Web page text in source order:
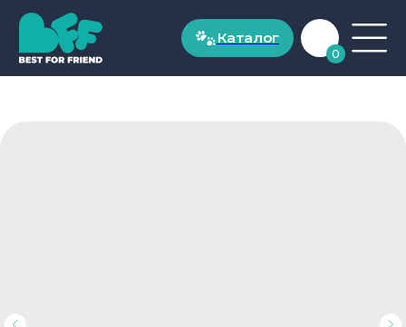
0
Каталог
Каталог